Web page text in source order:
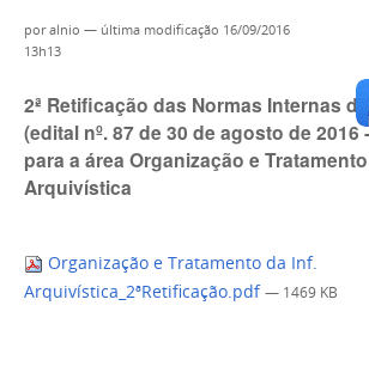
poralnio — última modificação 16/09/2016
13h13
2ª Retificação das Normas Internas
(edital nº. 87 de 30 de agosto de 2016
para a área Organização e
Arquivística
Organização e Tratamento da Inf.
Arquivística_2ªRetificação.pdf — 1469 KB